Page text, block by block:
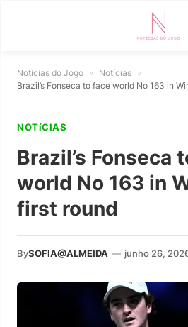
Notícias do Jogo » Notícias »
Brazil’s Fonseca to face world No 163 in
NOTíCIAS
Brazil’s Fonseca
world No 163 in
first round
BySOFIA@ALMEIDA — junho 26,